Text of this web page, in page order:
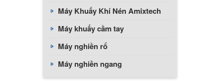
Máy Khuấy Khí Nén Amixtech
Máy khuấy cầm tay
Máy nghiền rổ
Máy nghiền ngang